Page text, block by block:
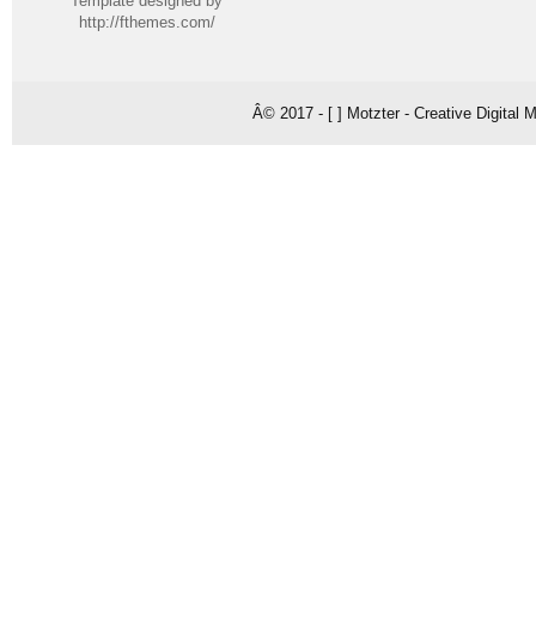
http://fthemes.com/
Â© 2017 - [ ] Motzter - Creative Digital